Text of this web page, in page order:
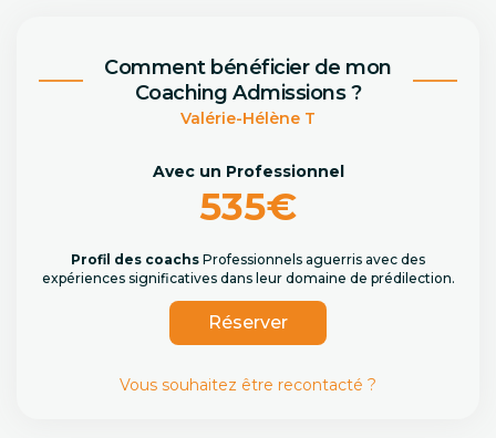
Comment bénéficier de mon
Coaching Admissions ?
Valérie-Hélène T
Avec un Professionnel
535€
Profil des coachs Professionnels aguerris avec des
expériences significatives dans leur domaine de prédilection.
Réserver
Vous souhaitez être recontacté ?